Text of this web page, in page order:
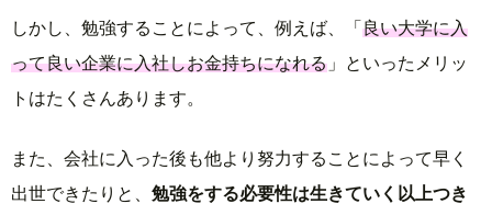
しかし、勉強することによって、例えば、「良い大学に入
って良い企業に入社しお金持ちになれる 」といったメリッ
トはたくさんあります。
また、会社に入った後も他より努力することによって早く
出世できたりと、 勉強をする必要性は生きていく以上つき